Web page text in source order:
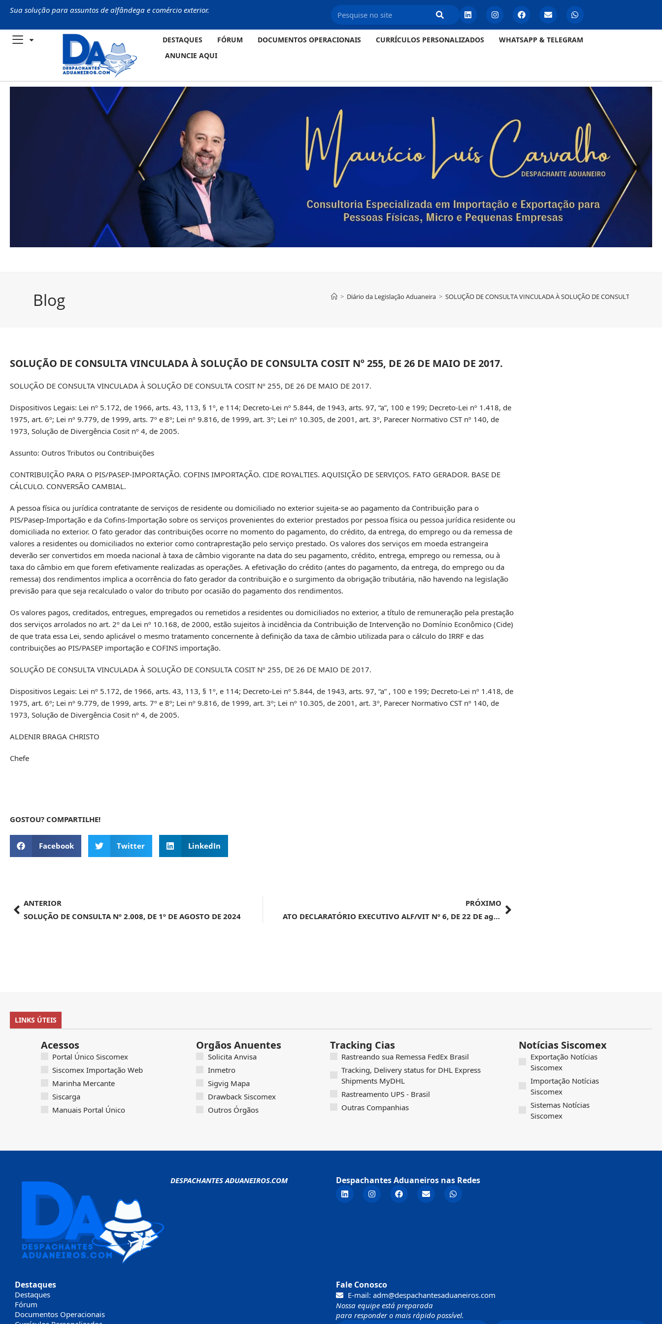
Sua solução para assuntos de alfândega e comércio exterior.
DESTAQUES FÓRUM DOCUMENTOS OPERACIONAIS CURRÍCULOS PERSONALIZADOS
WHATSAPP & TELEGRAM
ANUNCIE AQUI
Blog > Diário da Legislação Aduaneira > SOLUÇÃO DE CONSULTA VINCULADA À SOLUÇÃO DE CONSULTA COSIT
SOLUÇÃO DE CONSULTA VINCULADA À SOLUÇÃO DE CONSULTA COSIT Nº 255, DE 26 DE MAIO DE 2017.
SOLUÇÃO DE CONSULTA VINCULADA À SOLUÇÃO DE CONSULTA COSIT Nº 255, DE 26 DE MAIO DE 2017.
Dispositivos Legais: Lei nº 5.172, de 1966, arts. 43, 113, § 1º, e 114; Decreto-Lei nº 5.844, de 1943, arts. 97, “a”, 100 e 199; Decreto-Lei nº 1.418, de
1975, art. 6º; Lei nº 9.779, de 1999, arts. 7º e 8º; Lei nº 9.816, de 1999, art. 3º; Lei nº 10.305, de 2001, art. 3º, Parecer Normativo CST nº 140, de
1973, Solução de Divergência Cosit nº 4, de 2005.
Assunto: Outros Tributos ou Contribuições
CONTRIBUIÇÃO PARA O PIS/PASEP-IMPORTAÇÃO. COFINS IMPORTAÇÃO. CIDE ROYALTIES. AQUISIÇÃO DE SERVIÇOS. FATO GERADOR. BASE DE
CÁLCULO. CONVERSÃO CAMBIAL.
A pessoa física ou jurídica contratante de serviços de residente ou domiciliado no exterior sujeita-se ao pagamento da Contribuição para o
PIS/Pasep-Importação e da Cofins-Importação sobre os serviços provenientes do exterior prestados por pessoa física ou pessoa jurídica residente ou
domiciliada no exterior. O fato gerador das contribuições ocorre no momento do pagamento, do crédito, da entrega, do emprego ou da remessa de
valores a residentes ou domiciliados no exterior como contraprestação pelo serviço prestado. Os valores dos serviços em moeda estrangeira
deverão ser convertidos em moeda nacional à taxa de câmbio vigorante na data do seu pagamento, crédito, entrega, emprego ou remessa, ou à
taxa do câmbio em que forem efetivamente realizadas as operações. A efetivação do crédito (antes do pagamento, da entrega, do emprego ou da
remessa) dos rendimentos implica a ocorrência do fato gerador da contribuição e o surgimento da obrigação tributária, não havendo na legislação
previsão para que seja recalculado o valor do tributo por ocasião do pagamento dos rendimentos.
Os valores pagos, creditados, entregues, empregados ou remetidos a residentes ou domiciliados no exterior, a título de remuneração pela prestação
dos serviços arrolados no art. 2º da Lei nº 10.168, de 2000, estão sujeitos à incidência da Contribuição de Intervenção no Domínio Econômico (Cide)
de que trata essa Lei, sendo aplicável o mesmo tratamento concernente à definição da taxa de câmbio utilizada para o cálculo do IRRF e das
contribuições ao PIS/PASEP importação e COFINS importação.
SOLUÇÃO DE CONSULTA VINCULADA À SOLUÇÃO DE CONSULTA COSIT Nº 255, DE 26 DE MAIO DE 2017.
Dispositivos Legais: Lei nº 5.172, de 1966, arts. 43, 113, § 1º, e 114; Decreto-Lei nº 5.844, de 1943, arts. 97, “a” , 100 e 199; Decreto-Lei nº 1.418, de
1975, art. 6º; Lei nº 9.779, de 1999, arts. 7º e 8º; Lei nº 9.816, de 1999, art. 3º; Lei nº 10.305, de 2001, art. 3º, Parecer Normativo CST nº 140, de
1973, Solução de Divergência Cosit nº 4, de 2005.
ALDENIR BRAGA CHRISTO
Chefe
GOSTOU? COMPARTILHE!
Facebook Twitter LinkedIn
ANTERIOR
SOLUÇÃO DE CONSULTA Nº 2.008, DE 1º DE AGOSTO DE 2024
PRÓXIMO
ATO DECLARATÓRIO EXECUTIVO ALF/VIT Nº 6, DE 22 DE agosto DE 2024
LINKS ÚTEIS
Acessos
Portal Único Siscomex
Siscomex Importação Web
Marinha Mercante
Siscarga
Manuais Portal Único
Orgãos Anuentes
Solicita Anvisa
Inmetro
Sigvig Mapa
Drawback Siscomex
Outros Órgãos
Tracking Cias
Rastreando sua Remessa FedEx Brasil
Tracking, Delivery status for DHL Express
Shipments MyDHL
Rastreamento UPS - Brasil
Outras Companhias
Notícias Siscomex
Exportação Notícias
Siscomex
Importação Notícias
Siscomex
Sistemas Notícias
Siscomex
DESPACHANTES ADUANEIROS.COM Despachantes Aduaneiros nas Redes
Destaques
Destaques
Fórum
Documentos Operacionais
Fale Conosco
E-mail: adm@despachantesaduaneiros.com
Nossa equipe está preparada
para responder o mais rápido possível.